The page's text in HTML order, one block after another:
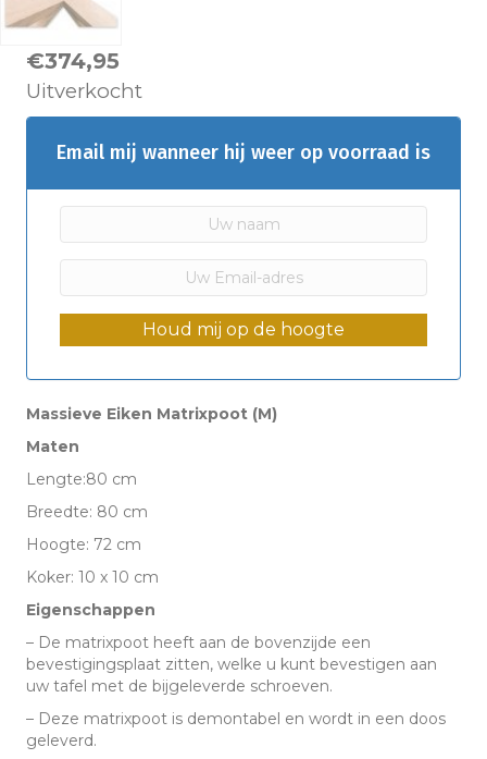
€374,95
Uitverkocht
Email mij wanneer hij weer op voorraad is
Houd mij op de hoogte
Massieve Eiken Matrixpoot (M)
Maten
Lengte:80 cm
Breedte: 80 cm
Hoogte: 72 cm
Koker: 10 x 10 cm
Eigenschappen
– De matrixpoot heeft aan de bovenzijde een
bevestigingsplaat zitten, welke u kunt bevestigen aan
uw tafel met de bijgeleverde schroeven.
– Deze matrixpoot is demontabel en wordt in een doos
geleverd.